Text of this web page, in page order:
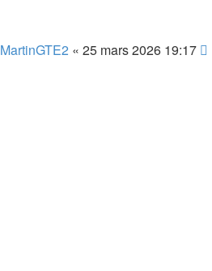
MartinGTE2 « 25 mars 2026 19:17